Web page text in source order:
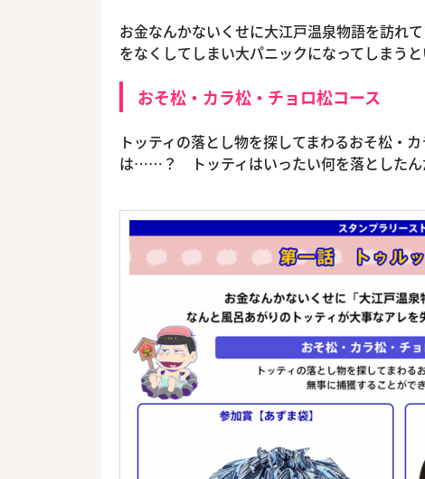
お金なんかないくせに大江戸温泉物語を訪れ
をなくしてしまい大パニックになってしまうと
おそ松・カラ松・チョロ松コース
トッティの落とし物を探してまわるおそ松・
は……？ トッティはいったい何を落としたん